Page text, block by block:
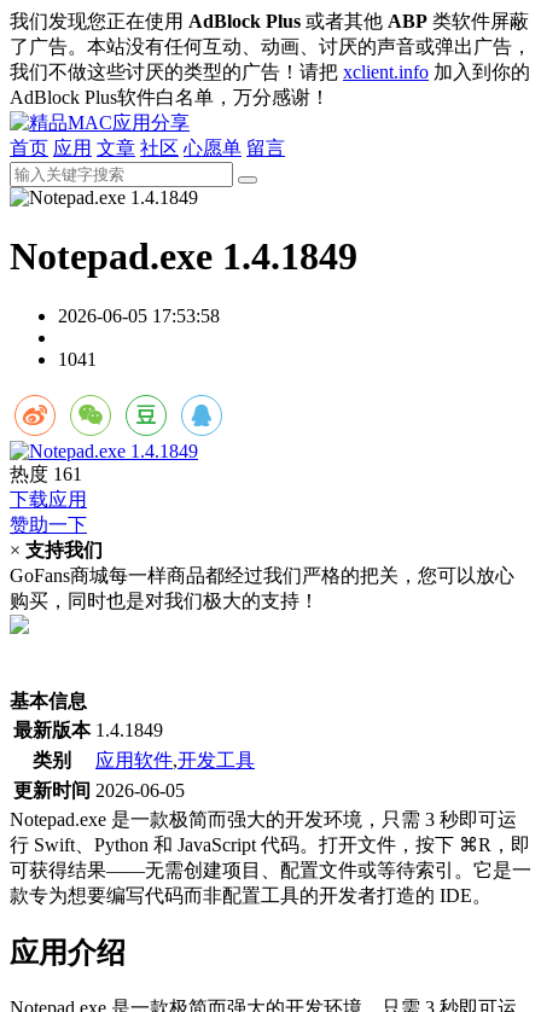
我们发现您正在使用 AdBlock Plus 或者其他 ABP 类软件屏蔽
了广告。本站没有任何互动、动画、讨厌的声音或弹出广告，
我们不做这些讨厌的类型的广告！请把 xclient.info 加入到你的
AdBlock Plus软件白名单，万分感谢！
首页 应用 文章 社区 心愿单 留言
Notepad.exe 1.4.1849
2026-06-05 17:53:58
1041
热度 161
下载应用
赞助一下
× 支持我们
GoFans商城每一样商品都经过我们严格的把关，您可以放心
购买，同时也是对我们极大的支持！
基本信息
最新版本 1.4.1849
类别
应用软件,开发工具
更新时间 2026-06-05
Notepad.exe 是一款极简而强大的开发环境，只需 3 秒即可运
行 Swift、Python 和 JavaScript 代码。打开文件，按下 ⌘R，即
可获得结果——无需创建项目、配置文件或等待索引。它是一
款专为想要编写代码而非配置工具的开发者打造的 IDE。
应用介绍
Notepad.exe 是一款极简而强大的开发环境，只需 3 秒即可运